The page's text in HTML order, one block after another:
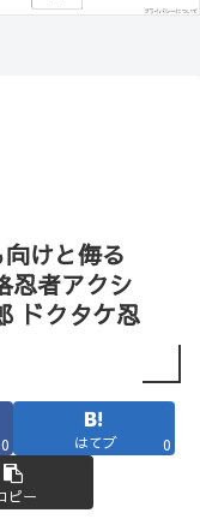
向けと侮る
忍者アクシ
ドクタケ忍
0 はてブ 0
ピー